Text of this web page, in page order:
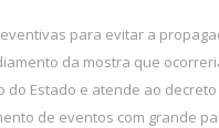
para evitar a
da mostra que
Estado e atende ao
de eventos com grande